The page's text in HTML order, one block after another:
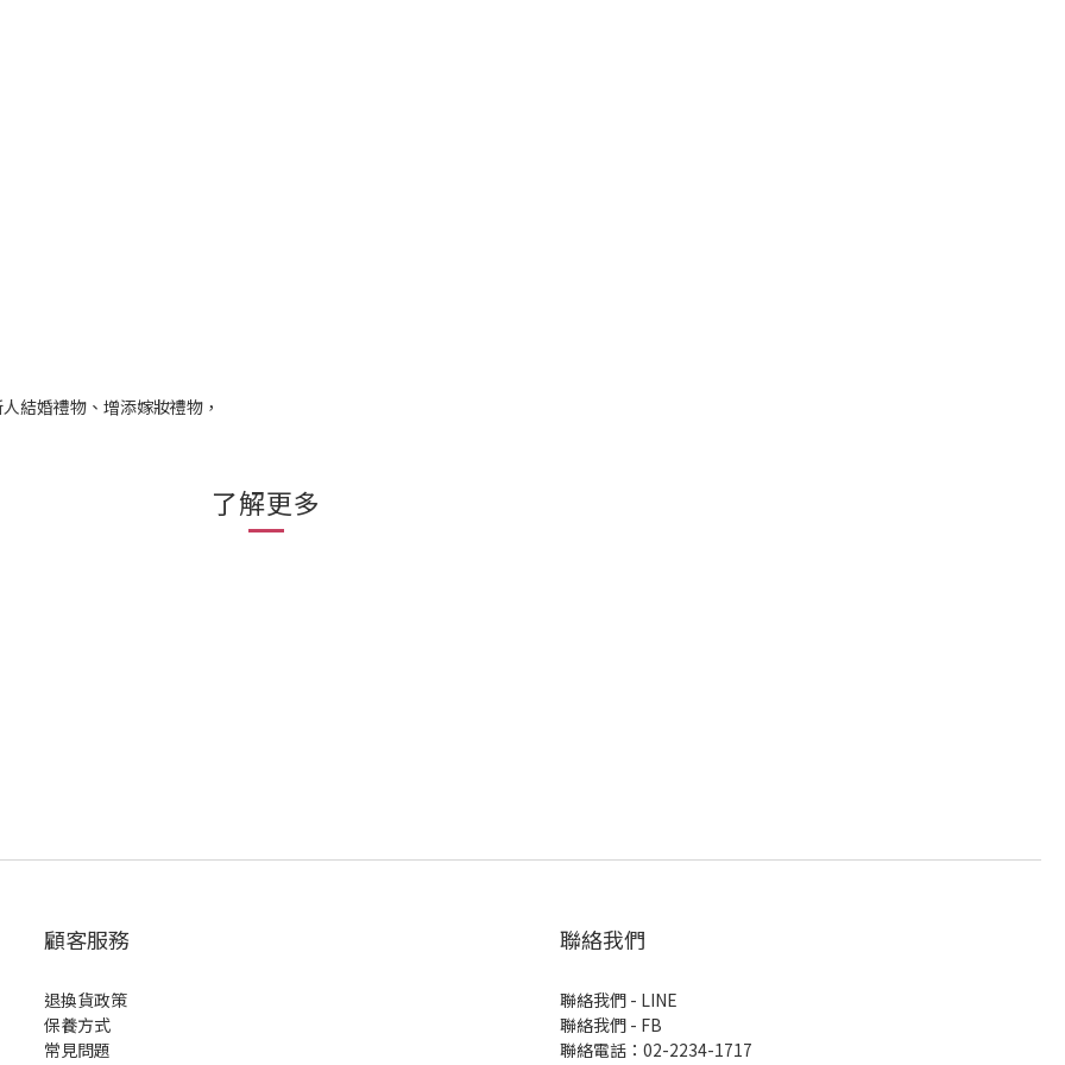
結婚禮物、增添嫁妝禮物，
了解更多
顧客服務
退換貨政策
保養方式
常見問題
聯絡我們
聯絡我們 - LINE
聯絡我們 - FB
聯絡電話：02-2234-1717